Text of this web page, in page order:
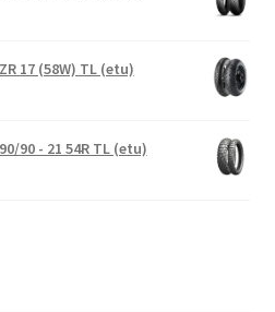
17 (58W) TL (etu)
90 - 21 54R TL (etu)